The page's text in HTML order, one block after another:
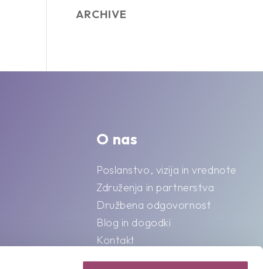
ARCHIVE
O nas
Poslanstvo, vizija in vrednote
Združenja in partnerstva
Družbena odgovornost
Blog in dogodki
Kontakt